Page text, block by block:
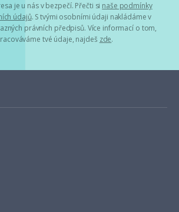
je u nás v bezpečí. Přečti si naše podmínky
údajů. S tvými osobními údaji nakládáme v
právních předpisů. Více informací o tom,
tvé údaje, najdeš zde.